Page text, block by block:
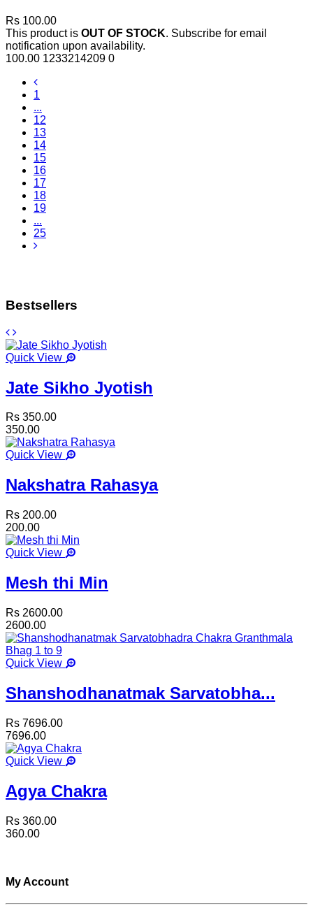
Rs 100.00
This product is OUT OF STOCK. Subscribe for email
notification upon availability.
100.00 1233214209 0
1
...
12
13
14
15
16
17
18
19
...
25
Bestsellers
Quick View
Jate Sikho Jyotish
Rs 350.00
350.00
Quick View
Nakshatra Rahasya
Rs 200.00
200.00
Quick View
Mesh thi Min
Rs 2600.00
2600.00
Quick View
Shanshodhanatmak Sarvatobha...
Rs 7696.00
7696.00
Quick View
Agya Chakra
Rs 360.00
360.00
My Account